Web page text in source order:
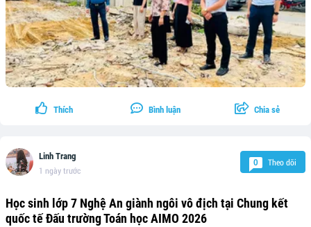
Thích Bình luận Chia sẻ
Linh Trang
1 ngày trước
0 Theo dõi
Học sinh lớp 7 Nghệ An giành ngôi vô địch tại Chung kết
quốc tế Đấu trường Toán học AIMO 2026